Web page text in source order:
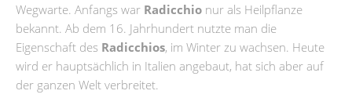
Wegwarte. Anfangs war Radicchio nur als Heilpflanze
bekannt. Ab dem 16. Jahrhundert nutzte man die
Eigenschaft des Radicchios, im Winter zu wachsen. Heute
wird er hauptsächlich in Italien angebaut, hat sich aber auf
der ganzen Welt verbreitet.